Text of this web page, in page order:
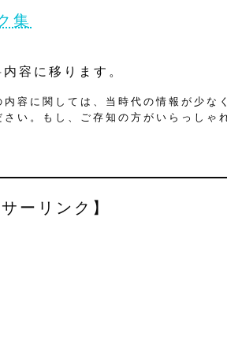
集
容に移ります。
容に関しては、当時代の情報が少な
さい。もし、ご存知の方がいらっしゃ
ーリンク】